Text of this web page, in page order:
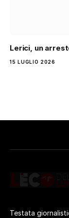
Lerici, un
15 LUGLIO 2026
Testata